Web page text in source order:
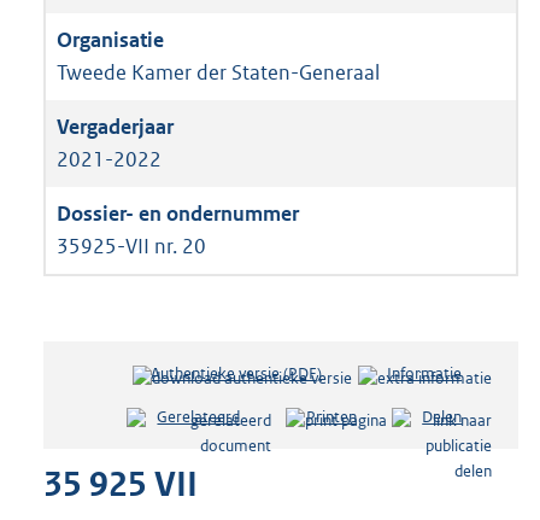
Tweede Kamer der Staten-Generaal
2021-2022
35925-VII nr. 20
Authentieke versie (PDF)b
s
Informatie
Gerelateerd Printen Delen
35 925 VII